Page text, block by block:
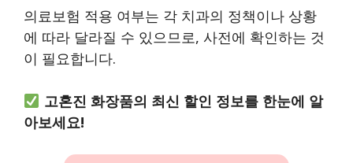
의료보험 적용 여부는 각 치과의 정책이나 상황
에 따라 달라질 수 있으므로, 사전에 확인하는 것
이 필요합니다.
고혼진 화장품의 최신 할인 정보를 한눈에 알
아보세요!